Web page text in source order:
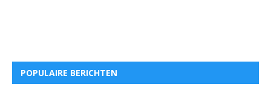
POPULAIRE BERICHTEN